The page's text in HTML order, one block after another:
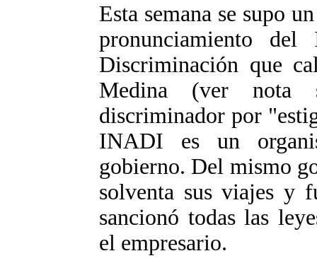
Esta semana se supo
pronunciamiento
Discriminación que
Medina (ver nota
discriminador por
INADI es un
gobierno. Del mismo
solventa sus viajes y
sancionó todas las
el empresario.